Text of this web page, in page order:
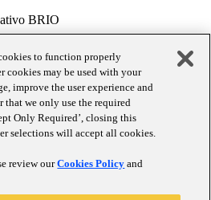
BRIO
to function properly
cookies may be used with your
improve the user experience and
that we only use the required
Only Required’, closing this
selections will accept all cookies.
review ourCookies Policy and